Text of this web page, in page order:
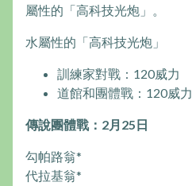
屬性的「高科技光炮」。
水屬性的「高科技光炮」
訓練家對戰：120威力
道館和團體戰：120威力
傳說團體戰：2月25日
勾帕路翁*
代拉基翁*